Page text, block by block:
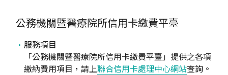
公務機關暨醫療院所信用卡繳費平臺
服務項目
「公務機關暨醫療院所信用卡繳費平臺」提供之各項
繳納費用項目，請上聯合信用卡處理中心網站查詢。